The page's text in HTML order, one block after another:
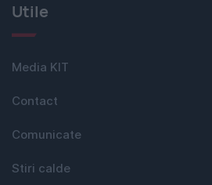
Utile
Media KIT
Contact
Comunicate
Stiri calde